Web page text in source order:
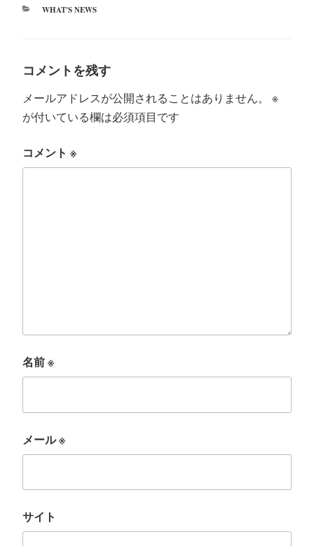
カ
WHAT'S NEWS
コメントを残す
メールアドレスが公開されることはありません。
※
が付いている欄は必須項目です
コメント ※
名前※
メール※
サイト